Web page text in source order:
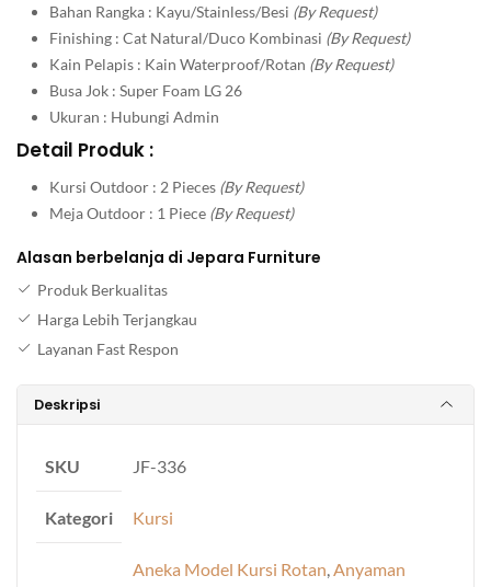
Bahan Rangka : Kayu/Stainless/Besi (By Request)
Finishing : Cat Natural/Duco Kombinasi (By Request)
Kain Pelapis : Kain Waterproof/Rotan (By Request)
Busa Jok : Super Foam LG 26
Ukuran : Hubungi Admin
Detail Produk :
Kursi Outdoor : 2 Pieces (By Request)
Meja Outdoor : 1 Piece (By Request)
Alasan berbelanja di Jepara Furniture
Produk Berkualitas
Harga Lebih Terjangkau
Layanan Fast Respon
Deskripsi
SKU JF-336
Kategori Kursi
Aneka Model Kursi Rotan Anyaman